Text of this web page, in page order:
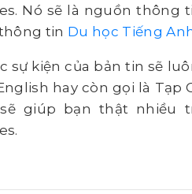
Nó sẽ là nguồn
tin Du học Tiếng
sự kiện của bản tin sẽ
hay còn gọi là
giúp bạn thật nhiều